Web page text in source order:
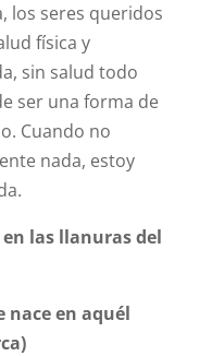
los seres queridos
física y
sin salud todo
ser una forma de
Cuando no
nada, estoy
las llanuras del
nace en aquél